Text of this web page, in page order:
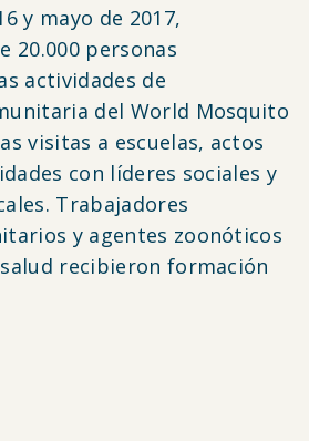
y mayo de 2017,
20.000 personas
actividades de
del World Mosquito
visitas a escuelas, actos
con líderes sociales y
Trabajadores
y agentes zoonóticos
recibieron formación